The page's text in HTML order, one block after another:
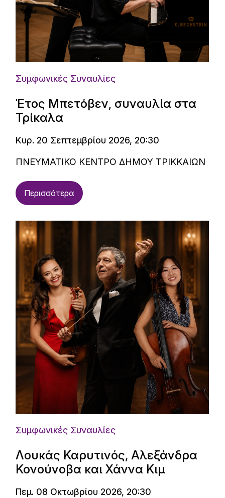
Συμφωνικές Συναυλίες
Έτος Μπετόβεν, συναυλία στα
Τρίκαλα
Κυρ. 20 Σεπτεμβρίου 2026, 20:30
ΠΝΕΥΜΑΤΙΚΟ ΚΕΝΤΡΟ ΔΗΜΟΥ ΤΡΙΚΚΑΙΩΝ
Περισσότερα
Συμφωνικές Συναυλίες
Λουκάς Καρυτινός, Αλεξάνδρα
Κονούνοβα και Χάννα Κιμ
Πεμ. 08 Οκτωβρίου 2026, 20:30